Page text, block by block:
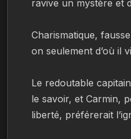
ravive un mystère et
Charismatique,
on seulement d’où il
Le redoutable
le savoir, et Carmin,
liberté, préférerait